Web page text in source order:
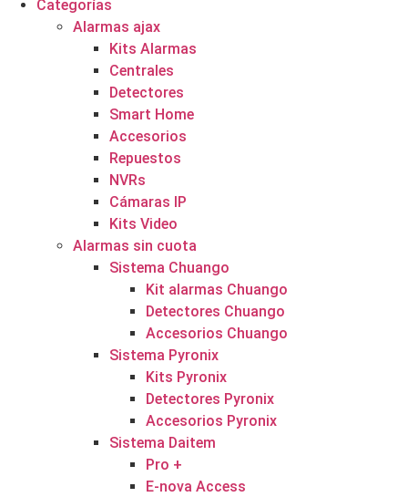
Categorías
Alarmas ajax
Kits Alarmas
Centrales
Detectores
Smart Home
Accesorios
Repuestos
NVRs
Cámaras IP
Kits Video
Alarmas sin cuota
Sistema Chuango
Kit alarmas Chuango
Detectores Chuango
Accesorios Chuango
Sistema Pyronix
Kits Pyronix
Detectores Pyronix
Accesorios Pyronix
Sistema Daitem
Pro +
E-nova Access